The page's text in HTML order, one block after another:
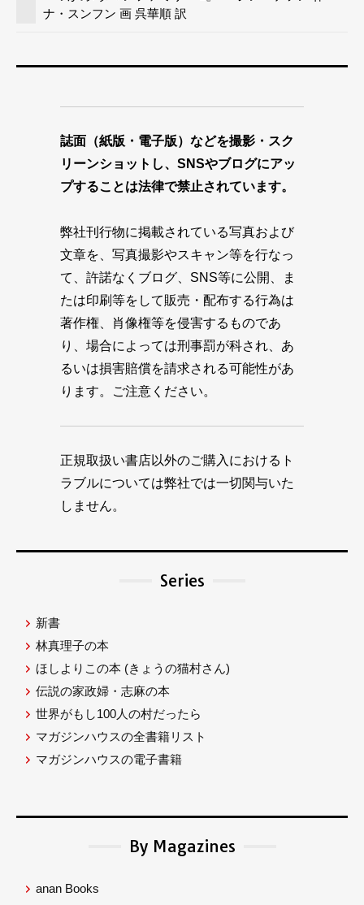
ナ・スンフン 画 呉華順 訳
誌面（紙版・電子版）などを撮影・スク
リーンショットし、SNSやブログにアッ
プすることは法律で禁止されています。
弊社刊行物に掲載されている写真および
文章を、写真撮影やスキャン等を行なっ
て、許諾なくブログ、SNS等に公開、ま
たは印刷等をして販売・配布する行為は
著作権、肖像権等を侵害するものであ
り、場合によっては刑事罰が科され、あ
るいは損害賠償を請求される可能性があ
ります。ご注意ください。
正規取扱い書店以外のご購入におけるト
ラブルについては弊社では一切関与いた
しません。
Series
新書
林真理子の本
ほしよりこの本 (きょうの猫村さん)
伝説の家政婦・志麻の本
世界がもし100人の村だったら
マガジンハウスの全書籍リスト
マガジンハウスの電子書籍
By Magazines
anan Books